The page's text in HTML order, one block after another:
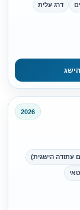
דרג עלית
2026
עתודה הישגית)